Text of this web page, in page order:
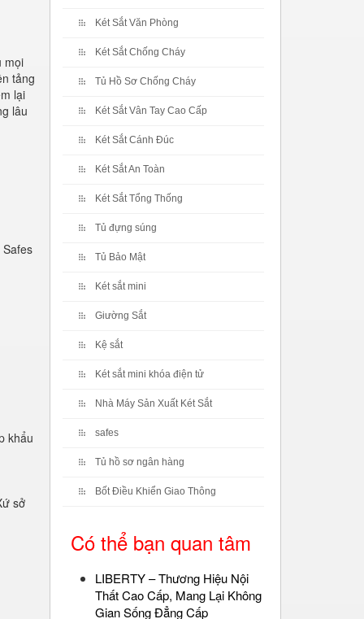
mọi
tảng
lại
lâu
khẩu
sở
Két Sắt Văn Phòng
Két Sắt Chống Cháy
Tủ Hồ Sơ Chống Cháy
Két Sắt Vân Tay Cao Cấp
Két Sắt Cánh Đúc
Két Sắt An Toàn
Két Sắt Tổng Thống
Tủ đựng súng
Tủ Bảo Mật
Két sắt mini
Giường Sắt
Kệ sắt
Két sắt mini khóa điện tử
Nhà Máy Sản Xuất Két Sắt
safes
Tủ hồ sơ ngân hàng
Bốt Điều Khiển Giao Thông
Có thể bạn quan tâm
LIBERTY – Thương Hiệu Nội
Thất Cao Cấp, Mang Lại Không
Gian Sống Đẳng Cấp